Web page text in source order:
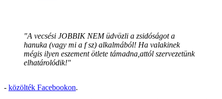
"A vecsési JOBBIK NEM üdvözli a zsidóságot a
hanuka (vagy mi a f sz) alkalmából! Ha valakinek
mégis ilyen eszement ötlete támadna,attól szervezetünk
elhatárolódik!"
- közölték Facebookon.